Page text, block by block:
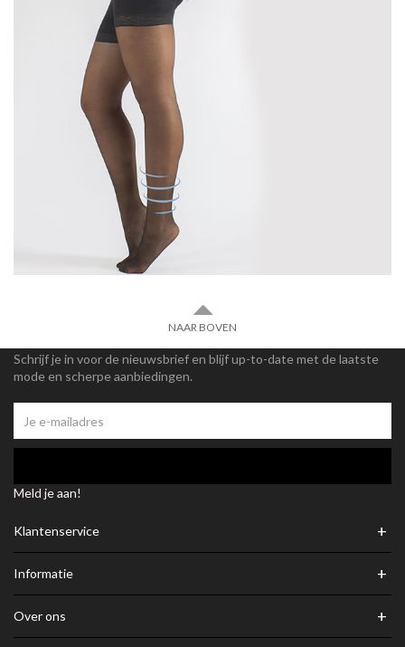
NAAR BOVEN
Schrijf je in voor de nieuwsbrief en blijf up-to-date met de laatste
mode en scherpe aanbiedingen.
Meld je aan!
Klantenservice +
Informatie +
Over ons +